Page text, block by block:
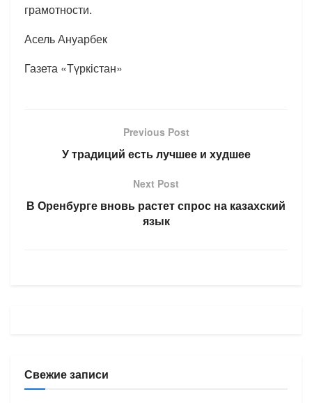
грамотности.
Асель Ануарбек
Газета «Түркістан»
Previous Post
У традиций есть лучшее и худшее
Next Post
В Оренбурге вновь растет спрос на казахский
язык
Свежие записи